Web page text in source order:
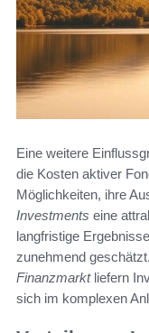
Eine weitere
die Kosten aktiver
Möglichkeiten, ihre
Investments eine
langfristige
zunehmend
Finanzmarktliefern
sich im komplexen